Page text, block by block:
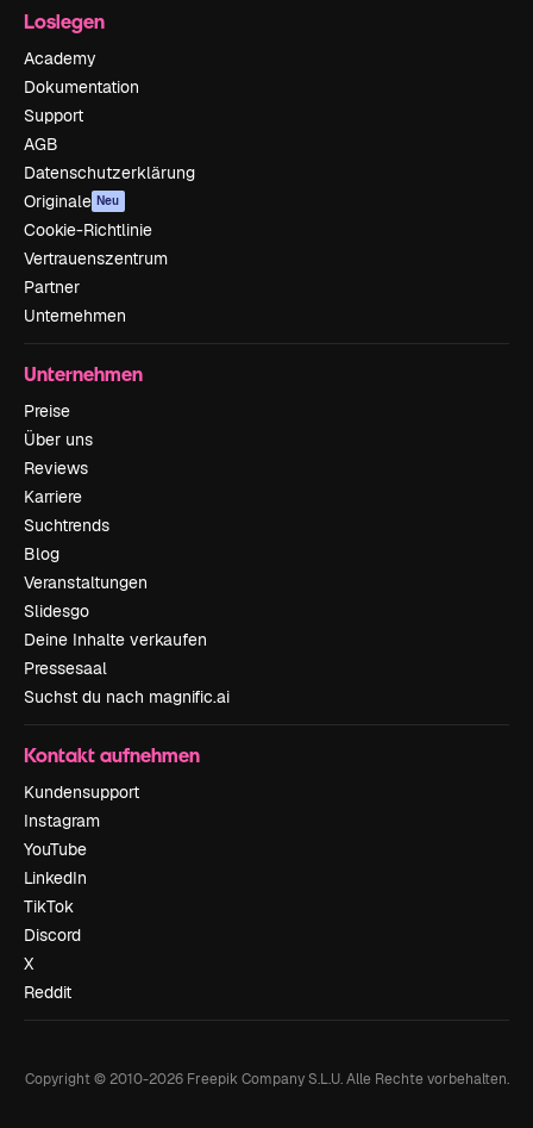
Loslegen
Academy
Dokumentation
Support
AGB
Datenschutzerklärung
Originale Neu
Cookie-Richtlinie
Vertrauenszentrum
Partner
Unternehmen
Unternehmen
Preise
Über uns
Reviews
Karriere
Suchtrends
Blog
Veranstaltungen
Slidesgo
Deine Inhalte verkaufen
Pressesaal
Suchst du nach magnific.ai
Kontakt aufnehmen
Kundensupport
Instagram
YouTube
LinkedIn
TikTok
Discord
X
Reddit
Copyright © 2010-2026Freepik Company S.L.U. Alle Rechte vorbehalten.